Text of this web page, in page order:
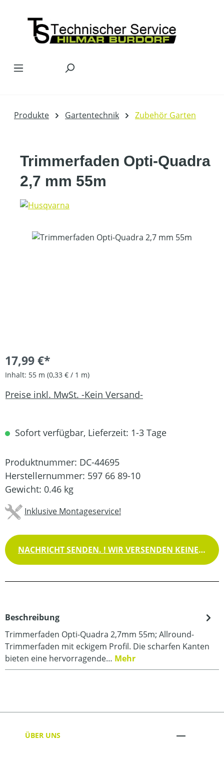
Produkte Gartentechnik Zubehör Garten
Trimmerfaden Opti-Quadra
2,7 mm 55m
Bildergalerie überspringen
17,99 €*
Inhalt: 55 m (0,33 € / 1 m)
Preise inkl. MwSt. -Kein Versand-
Sofort verfügbar, Lieferzeit: 1-3 Tage
Produktnummer: DC-44695
Herstellernummer: 597 66 89-10
Gewicht: 0.46 kg
Inklusive Montageservice!
NACHRICHT SENDEN. ! WIR VERSENDEN KEINE WAREN !
Beschreibung
Trimmerfaden Opti-Quadra 2,7mm 55m; Allround-
Trimmerfaden mit eckigem Profil. Die scharfen Kanten
bieten eine hervorragende… Mehr
ÜBER UNS